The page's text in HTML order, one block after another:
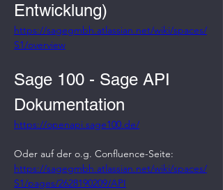
Entwicklung)
https://sagegmbh.atlassian.net/wiki/spaces/
S1/overview
Sage 100 - Sage API
Dokumentation
https://openapi.sage100.de/
Oder auf der o.g. Confluence-Seite:
https://sagegmbh.atlassian.net/wiki/spaces/
S1/pages/2628190209/API